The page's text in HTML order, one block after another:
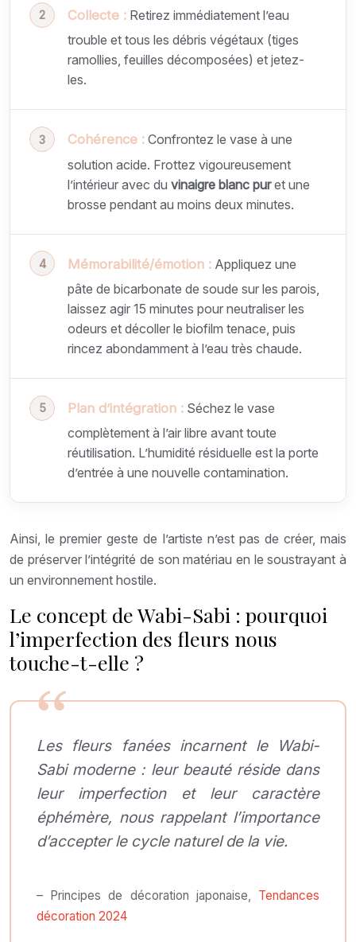
Collecte : Retirez immédiatement l’eau
trouble et tous les débris végétaux (tiges
ramollies, feuilles décomposées) et jetez-
les.
Cohérence : Confrontez le vase à une
solution acide. Frottez vigoureusement
l’intérieur avec du vinaigre blanc puret une
brosse pendant au moins deux minutes.
Mémorabilité/émotion : Appliquez une
pâte de bicarbonate de soude sur les parois,
laissez agir 15 minutes pour neutraliser les
odeurs et décoller le biofilm tenace, puis
rincez abondamment à l’eau très chaude.
Plan d’intégration : Séchez le vase
complètement à l’air libre avant toute
réutilisation. L’humidité résiduelle est la porte
d’entrée à une nouvelle contamination.
Ainsi, le premier geste de l’artiste n’est pas de créer, mais
de préserver l’intégrité de son matériau en le soustrayant à
un environnement hostile.
Le concept de Wabi-Sabi : pourquoi
l’imperfection des fleurs nous
touche-t-elle ?
Les fleurs fanées incarnent le Wabi-
Sabi moderne : leur beauté réside dans
leur imperfection et leur caractère
éphémère, nous rappelant l’importance
d’accepter le cycle naturel de la vie.
– Principes de décoration japonaise, Tendances
décoration 2024